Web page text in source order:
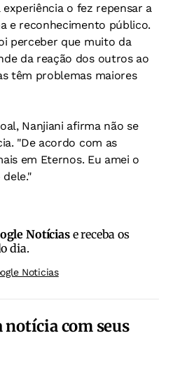
o fez repensar a
e reconhecimento público.
perceber que muito da
da reação dos outros ao
têm problemas maiores
Nanjiani afirma não se
"De acordo com as
em Eternos. Eu amei o
Notíciase receba os
dia.
Noticias
notícia com seus